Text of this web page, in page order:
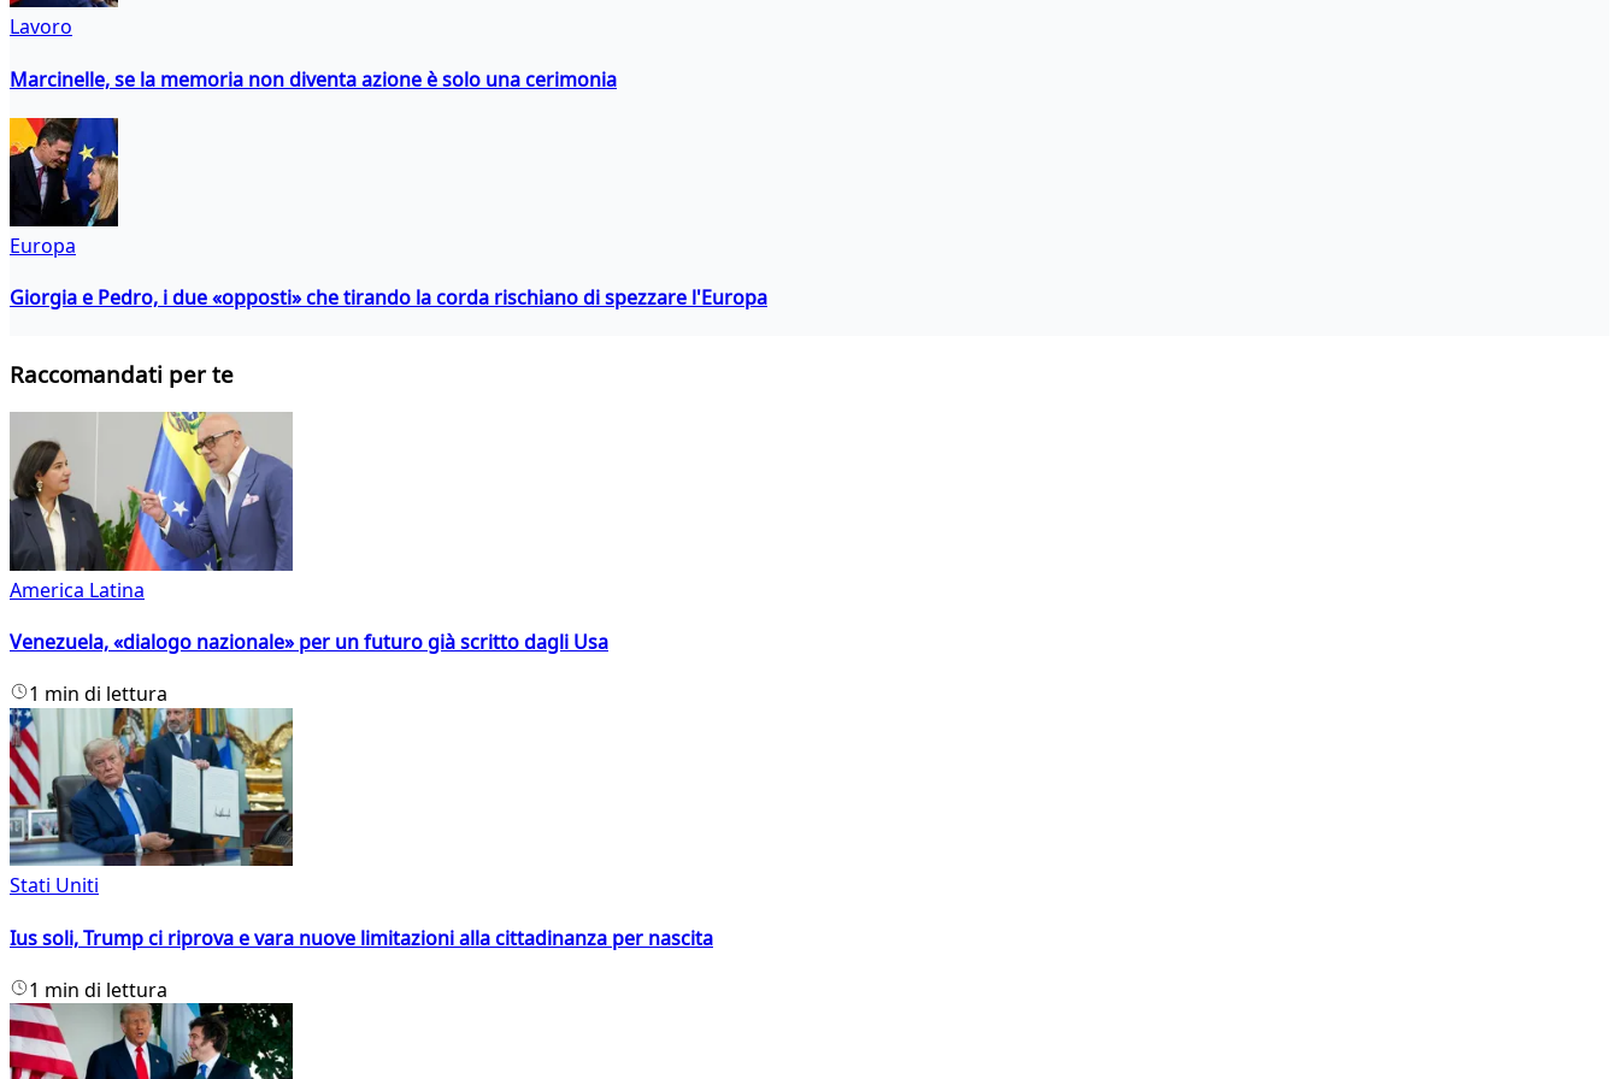
Lavoro
Marcinelle, se la memoria non diventa azione è solo una cerimonia
Europa
Giorgia e Pedro, i due «opposti» che tirando la corda rischiano di spezzare l'Europa
Raccomandati per te
America Latina
Venezuela, «dialogo nazionale» per un futuro già scritto dagli Usa
1 min di lettura
Stati Uniti
Ius soli, Trump ci riprova e vara nuove limitazioni alla cittadinanza per nascita
1 min di lettura